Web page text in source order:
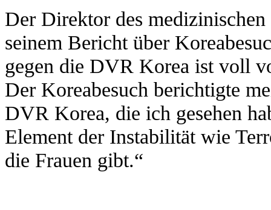
Der Direktor des
seinem Bericht über
gegen die DVR Korea ist voll
Der Koreabesuch berichtigte
DVR Korea, die ich gesehen
Element der Instabilität wie
die Frauen gibt.“